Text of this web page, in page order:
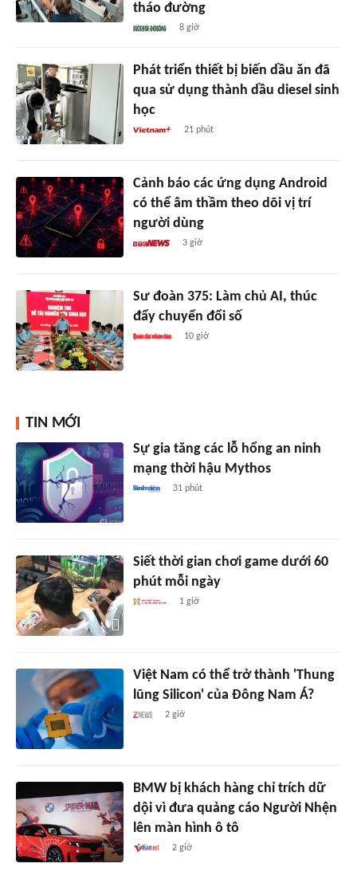
tháo đường
8 giờ
Phát triển thiết bị biến dầu ăn đã
qua sử dụng thành dầu diesel sinh
học
21 phút
Cảnh báo các ứng dụng Android
có thể âm thầm theo dõi vị trí
người dùng
3 giờ
Sư đoàn 375: Làm chủ AI, thúc
đẩy chuyển đổi số
10 giờ
TIN MỚI
Sự gia tăng các lỗ hổng an ninh
mạng thời hậu Mythos
31 phút
Siết thời gian chơi game dưới 60
phút mỗi ngày
1 giờ
Việt Nam có thể trở thành 'Thung
lũng Silicon' của Đông Nam Á?
2 giờ
BMW bị khách hàng chỉ trích dữ
dội vì đưa quảng cáo Người Nhện
lên màn hình ô tô
2 giờ